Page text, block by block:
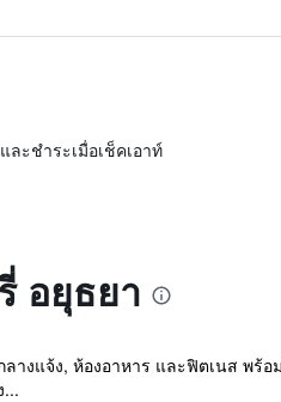
ะชำระเมื่อเช็คเอาท์
อยุธยา
างแจ้ง, ห้องอาหาร และฟิตเนส พ